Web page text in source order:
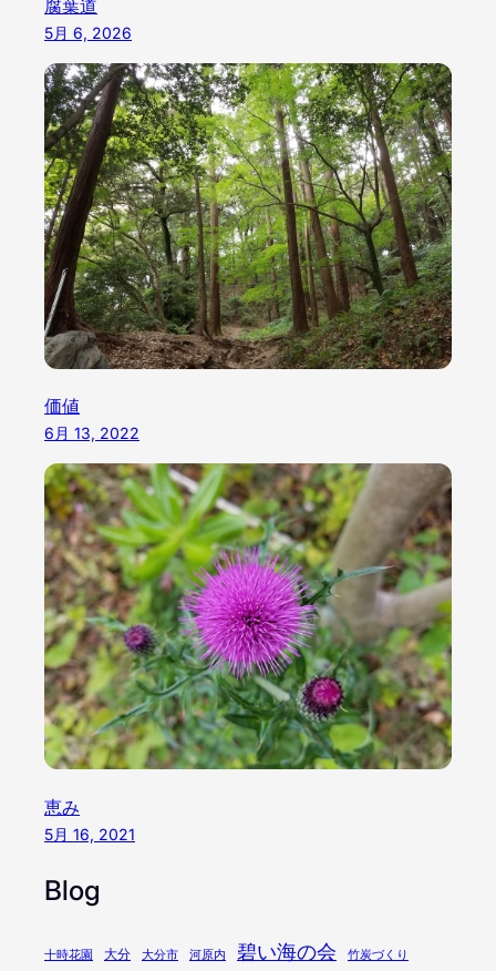
腐葉道
5月 6, 2026
価値
6月 13, 2022
恵み
5月 16, 2021
Blog
十時花園 大分 大分市 河原内 碧い海の会 竹炭づくり